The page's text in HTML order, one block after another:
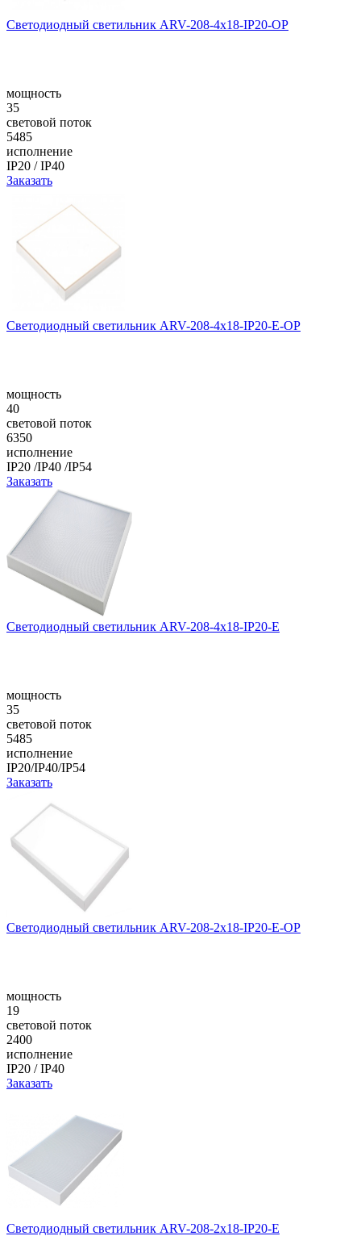
Светодиодный светильник ARV-208-4x18-IP20-OP
мощность
35
световой поток
5485
исполнение
IP20 / IP40
Заказать
Светодиодный светильник ARV-208-4x18-IP20-E-OP
мощность
40
световой поток
6350
исполнение
IP20 /IP40 /IP54
Заказать
Светодиодный светильник ARV-208-4x18-IP20-E
мощность
35
световой поток
5485
исполнение
IP20/IP40/IP54
Заказать
Светодиодный светильник ARV-208-2x18-IP20-E-OP
мощность
19
световой поток
2400
исполнение
IP20 / IP40
Заказать
Светодиодный светильник ARV-208-2x18-IP20-E